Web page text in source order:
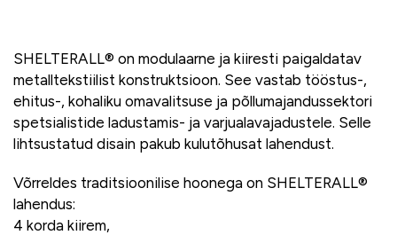
SHELTERALL® on modulaarne ja kiiresti paigaldatav
metalltekstiilist konstruktsioon. See vastab tööstus-,
ehitus-, kohaliku omavalitsuse ja põllumajandussektori
spetsialistide ladustamis- ja varjualavajadustele. Selle
lihtsustatud disain pakub kulutõhusat lahendust.
Võrreldes traditsioonilise hoonega on SHELTERALL®
lahendus:
4 korda kiirem,